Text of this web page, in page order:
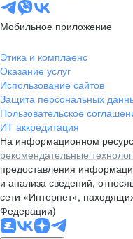
Мобильное приложение
Этика и комплаенс
Оказание услуг
Использование сайтов
Защита персональных
Пользовательское
ИТ аккредитация
На информационном
рекомендательные
предоставления
и анализа сведений,
сети «Интернет»,
Федерации)